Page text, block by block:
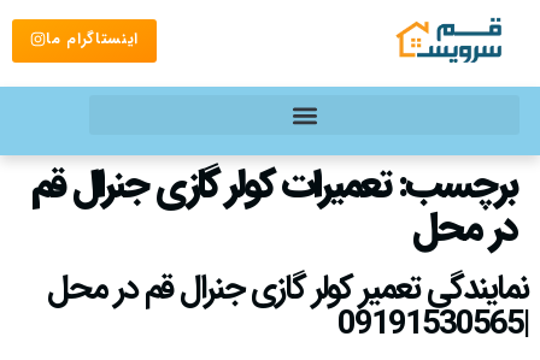
اینستاگرام ما
برچسب:تعمیرات کولر گازی جنرال قم
در محل
نمایندگی تعمیر کولر گازی جنرال قم در محل
|09191530565